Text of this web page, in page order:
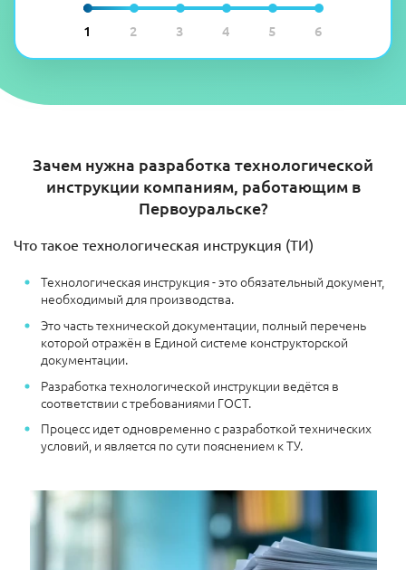
1 2 3 4 5 6
Зачем нужна разработка технологической
инструкции компаниям, работающим в
Первоуральске?
Что такое технологическая инструкция (ТИ)
Технологическая инструкция - это обязательный документ,
необходимый для производства.
Это часть технической документации, полный перечень
которой отражён в Единой системе конструкторской
документации.
Разработка технологической инструкции ведётся в
соответствии с требованиями ГОСТ.
Процесс идет одновременно с разработкой технических
условий, и является по сути пояснением к ТУ.